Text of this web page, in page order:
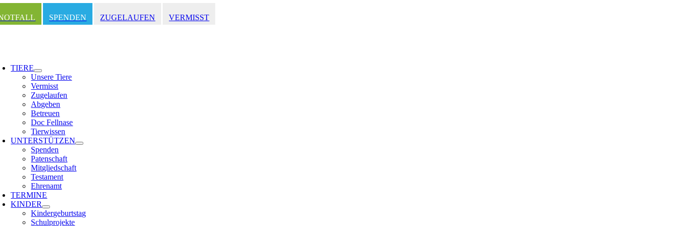
Inhalt
springen
SPENDEN ZUGELAUFEN VERMISST
TIERE
Unsere Tiere
Vermisst
Zugelaufen
Abgeben
Betreuen
Doc Fellnase
Tierwissen
UNTERSTÜTZEN
Spenden
Patenschaft
Mitgliedschaft
Testament
Ehrenamt
TERMINE
KINDER
Kindergeburtstag
Schulprojekte